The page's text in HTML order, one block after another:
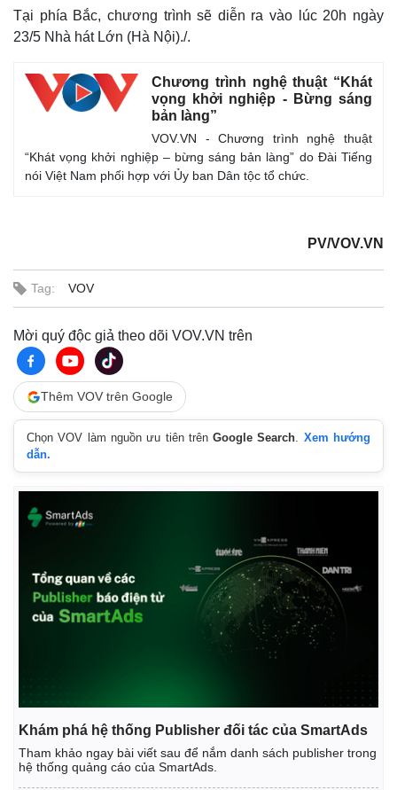
Kinh tế
Bất động sản
Thị trường
Tại phía Bắc, chương trình sẽ diễn ra vào lúc 20h ngày
23/5 Nhà hát Lớn (Hà Nội)./.
Chương trình nghệ thuật “Khát
vọng khởi nghiệp - Bừng sáng
bản làng”
VOV.VN - Chương trình nghệ thuật
“Khát vọng khởi nghiệp – bừng sáng bản làng” do Đài Tiếng
nói Việt Nam phối hợp với Ủy ban Dân tộc tổ chức.
PV/VOV.VN
Tag: VOV
Mời quý độc giả theo dõi VOV.VN trên
Thêm VOV trên Google
Chọn VOV làm nguồn ưu tiên trênGoogle Search. Xem hướng
dẫn.
Khám phá hệ thống Publisher đối tác của SmartAds
Tham khảo ngay bài viết sau để nắm danh sách publisher trong
hệ thống quảng cáo của SmartAds.